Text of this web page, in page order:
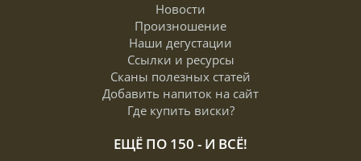
Новости
Произношение
Наши дегустации
Ссылки и ресурсы
Сканы полезных статей
Добавить напиток на сайт
Где купить виски?
ЕЩЁ ПО 150 - И ВСЁ!